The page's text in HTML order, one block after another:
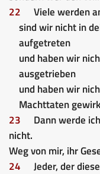
22
Viele werden
sind wir nicht in
aufgetreten
und haben wir
ausgetrieben
und haben wir
Machttaten
23
Dann werde
nicht.
Weg von mir, ihr
24
Jeder, der